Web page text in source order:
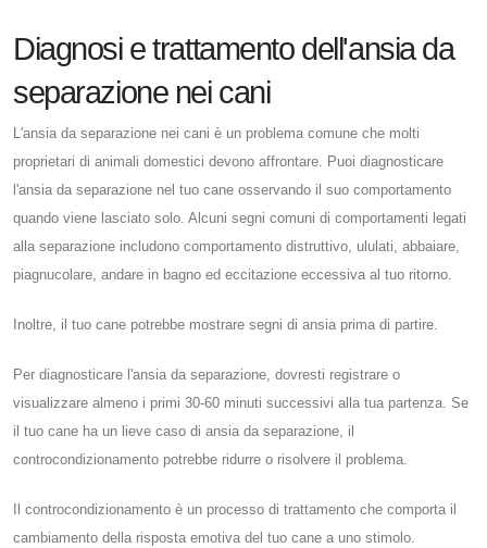
Diagnosi e trattamento dell'ansia da
separazione nei cani
L'ansia da separazione nei cani è un problema comune che molti
proprietari di animali domestici devono affrontare. Puoi diagnosticare
l'ansia da separazione nel tuo cane osservando il suo comportamento
quando viene lasciato solo. Alcuni segni comuni di comportamenti legati
alla separazione includono comportamento distruttivo, ululati, abbaiare,
piagnucolare, andare in bagno ed eccitazione eccessiva al tuo ritorno.
Inoltre, il tuo cane potrebbe mostrare segni di ansia prima di partire.
Per diagnosticare l'ansia da separazione, dovresti registrare o
visualizzare almeno i primi 30-60 minuti successivi alla tua partenza. Se
il tuo cane ha un lieve caso di ansia da separazione, il
controcondizionamento potrebbe ridurre o risolvere il problema.
Il controcondizionamento è un processo di trattamento che comporta il
cambiamento della risposta emotiva del tuo cane a uno stimolo.